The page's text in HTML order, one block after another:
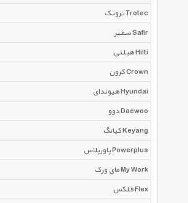
تروتک Trotec
سفیر Safir
هیلتی Hilti
کرون Crown
هیوندای Hyundai
دوو Daewoo
کیانگ Keyang
پاورپلاس Powerplus
مای ورک My Work
فلکس Flex